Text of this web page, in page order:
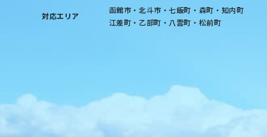
対応エリア
函館市・北斗市・七飯町・森町・知内町
江差町・乙部町・八雲町・松前町